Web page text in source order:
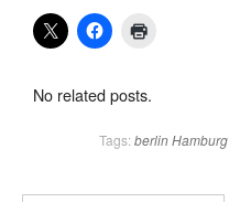
No related posts.
Tags: berlinHamburg